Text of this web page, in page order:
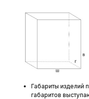
Габариты изделий
габаритов